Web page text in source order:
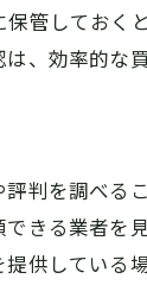
の活用法
おすすめす
つコツ
価格の変動
できる品物
管してお
、効率的な
判を調べ
きる業者
供してい